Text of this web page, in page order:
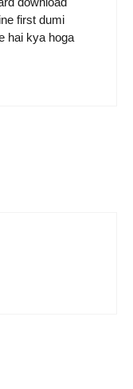
first dumi
hai kya hoga